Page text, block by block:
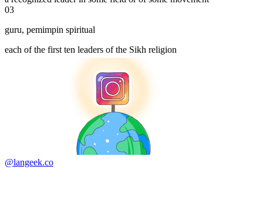
03
guru, pemimpin spiritual
each of the first ten leaders of the Sikh religion
@langeek.co